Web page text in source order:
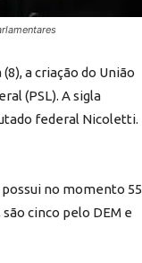
a criação do União
(PSL). A sigla
federal Nicoletti.
possui no momento 55
cinco pelo DEM e